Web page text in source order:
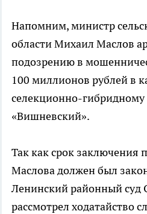
Напомним, министр
области Михаил Маслов
подозрению в
100 миллионов рублей в
селекционно-гибридному
«Вишневский».
Так как срок заключения
Маслова должен был
Ленинский районный суд
рассмотрел ходатайство